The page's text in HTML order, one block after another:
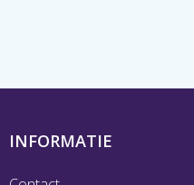
INFORMATIE